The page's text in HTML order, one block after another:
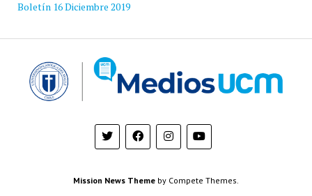
Boletín 16 Diciembre 2019
Mission News Theme by Compete Themes.